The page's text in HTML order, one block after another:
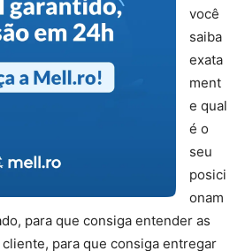
você
saiba
exata
ment
e qual
é o
seu
posici
onam
para que consiga entender as
para que consiga entregar